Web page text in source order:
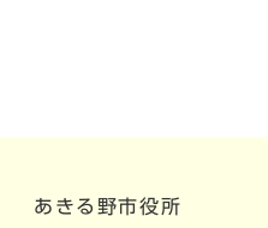
あきる野市役所